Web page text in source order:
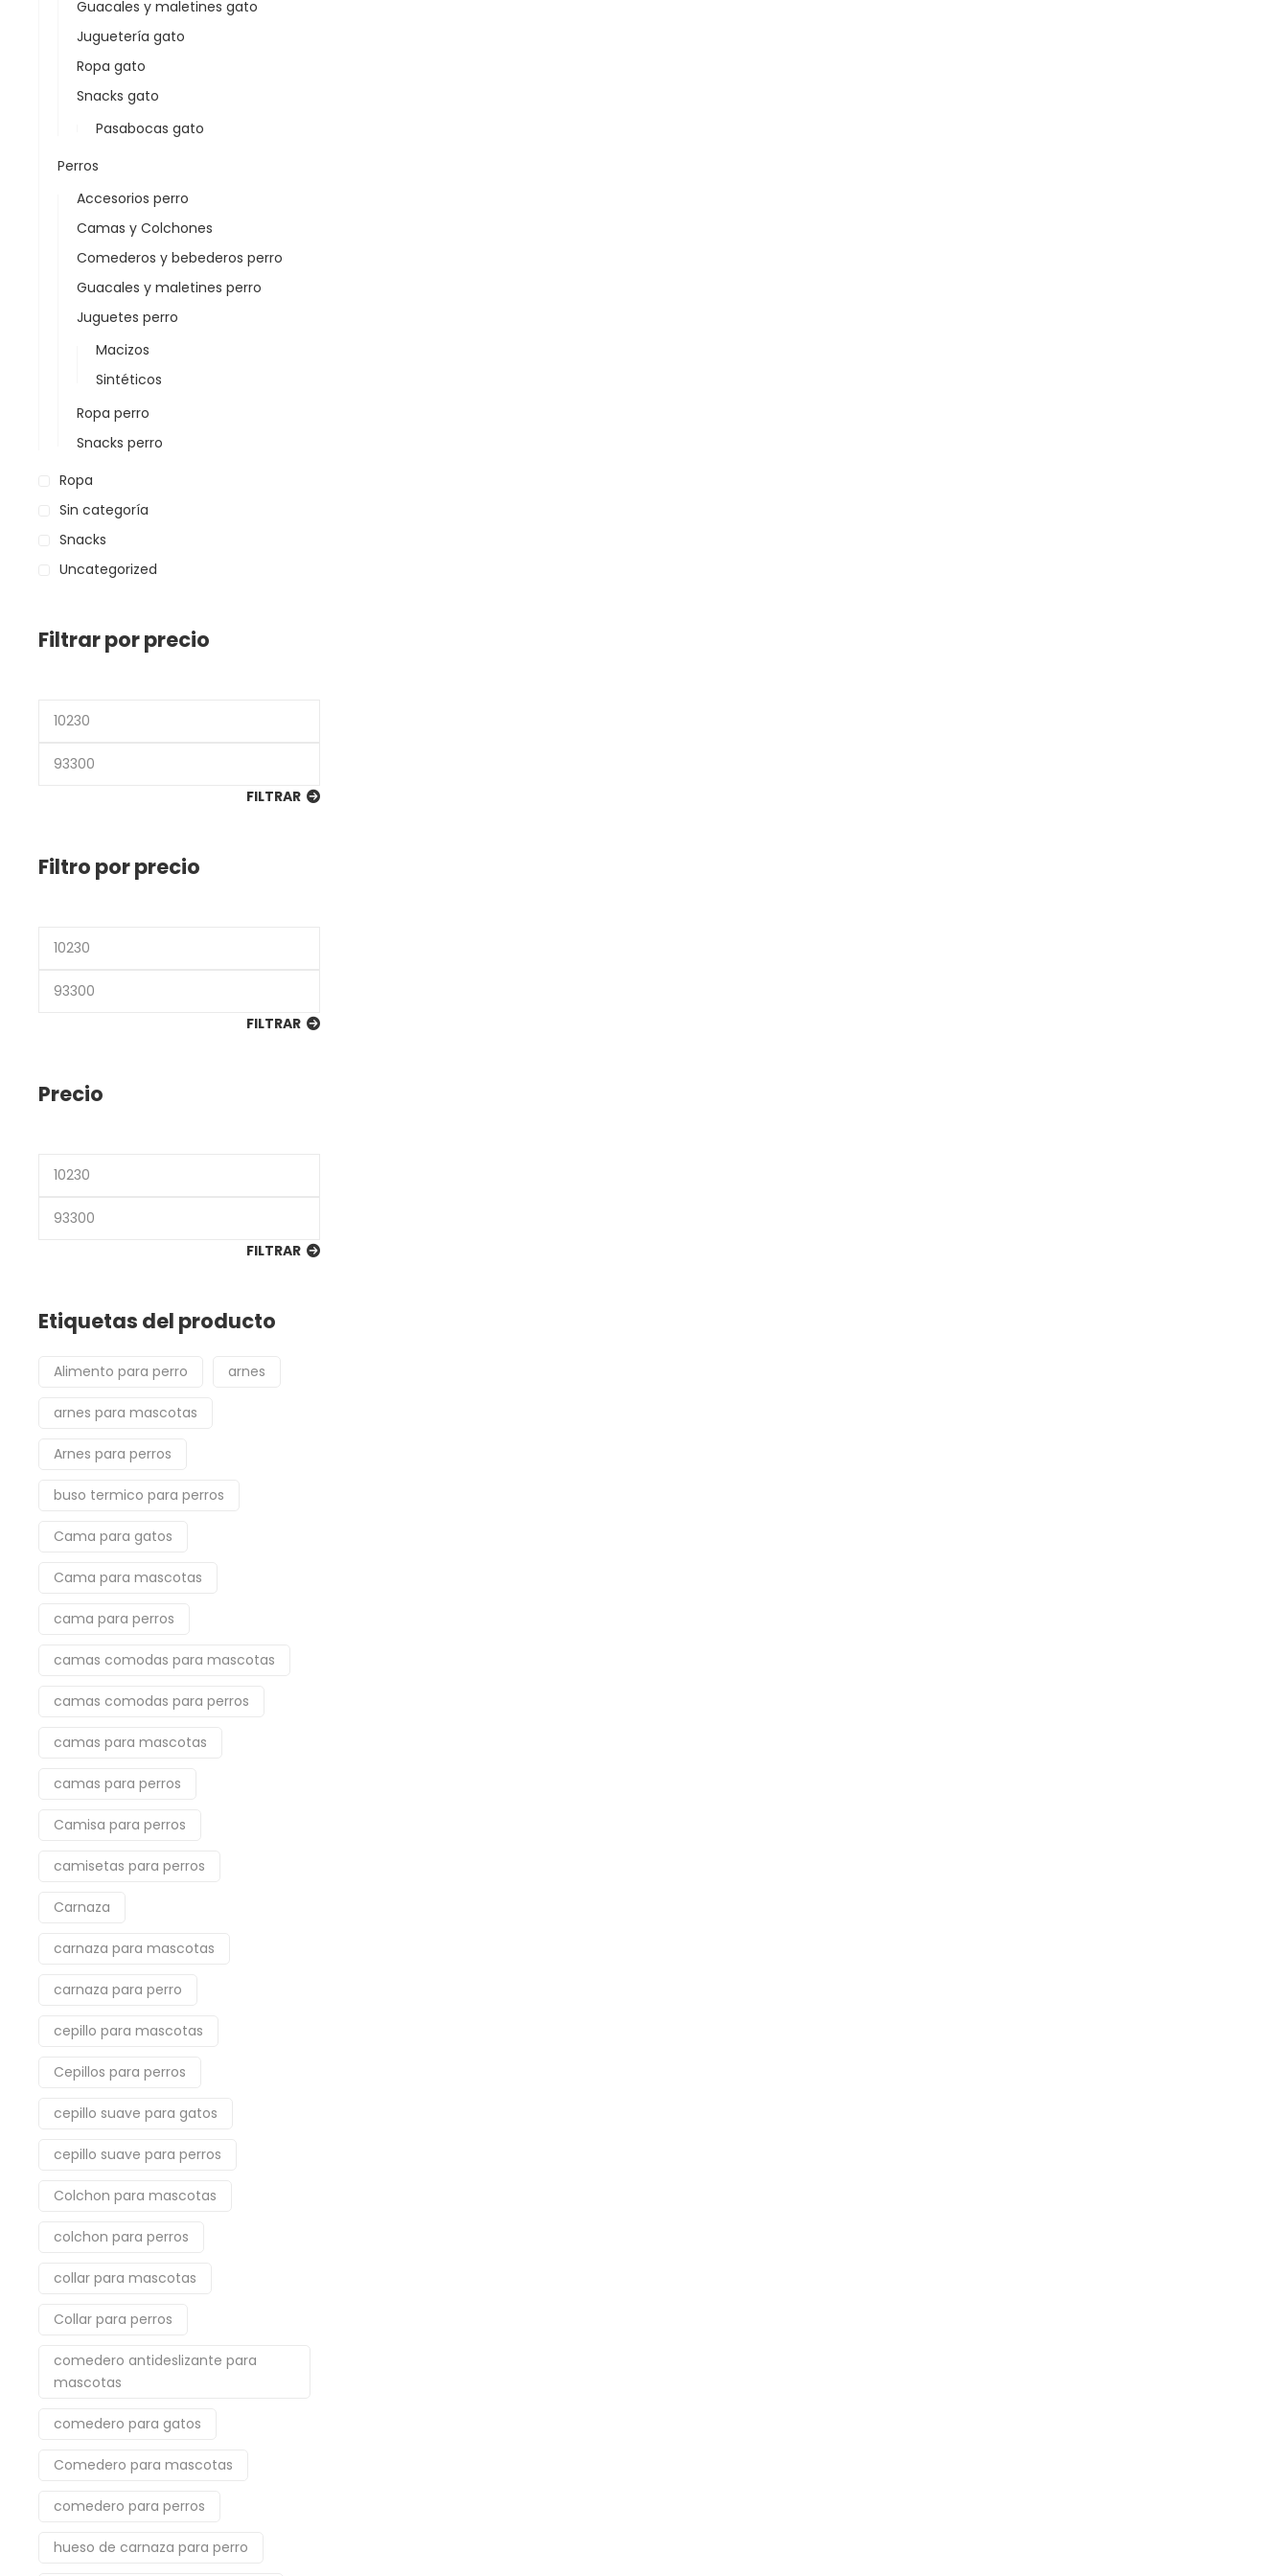
Guacales y maletines gato
Juguetería gato
Ropa gato
Snacks gato
Pasabocas gato
Perros
Accesorios perro
Camas y Colchones
Comederos y bebederos perro
Guacales y maletines perro
Juguetes perro
Macizos
Sintéticos
Ropa perro
Snacks perro
Ropa
Sin categoría
Snacks
Uncategorized
Filtrar por precio
mínimo
máximo
FILTRAR
Filtro por precio
mínimo
máximo
FILTRAR
Precio
mínimo
máximo
FILTRAR
Etiquetas del producto
Alimento para perro arnes
arnes para mascotas
Arnes para perros
buso termico para perros
Cama para gatos
Cama para mascotas
cama para perros
camas comodas para mascotas
camas comodas para perros
camas para mascotas
camas para perros
Camisa para perros
camisetas para perros
Carnaza
carnaza para mascotas
carnaza para perro
cepillo para mascotas
Cepillos para perros
cepillo suave para gatos
cepillo suave para perros
Colchon para mascotas
colchon para perros
collar para mascotas
Collar para perros
comedero antideslizante para
mascotas
comedero para gatos
Comedero para mascotas
comedero para perros
hueso de carnaza para perro